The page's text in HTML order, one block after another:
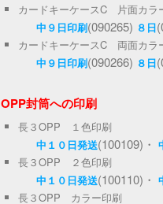
カードキーケースC 片面カ
中９日印刷(090265) ８日
カードキーケースC 両面カ
中９日印刷(090266) ８日
OPP封筒への印刷
長３OPP １色印刷
中１０日発送(100109)・
長３OPP ２色印刷
中１０日発送(100110)・
長３OPP カラー印刷